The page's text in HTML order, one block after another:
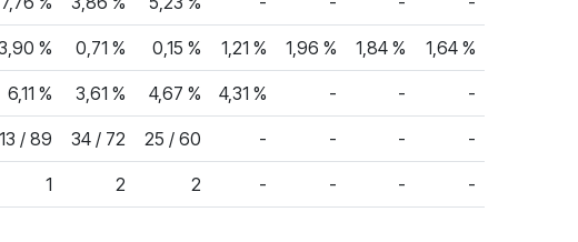
% 0,71 % 0,15 % 1,21 % 1,96 % 1,84 % 1,64 %
6,11 % 3,61 % 4,67 % 4,31 % - - -
13 / 89 34 / 72 25 / 60 - - - -
1 2 2 - - - -